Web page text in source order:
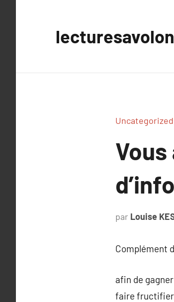
Uncategorized
par Louise
Complément
afin de
faire fructifier